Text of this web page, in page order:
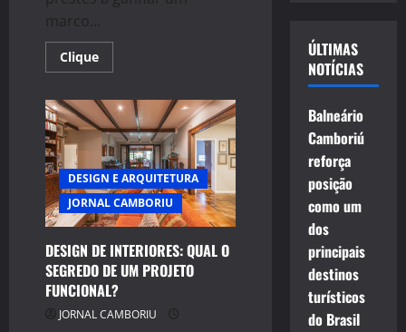
marco...
CliqueRead
more
Camboriú
terá
o
primeiro
edifício-
árvore
do
Brasil
DESIGN E ARQUITETURA
JORNAL CAMBORIU
DESIGN DE INTERIORES: QUAL O
SEGREDO DE UM PROJETO
FUNCIONAL?
JORNAL CAMBORIU
ÚLTIMAS
NOTÍCIAS
Balneário
Camboriú
reforça
posição
como um
dos
principais
destinos
turísticos
do Brasil